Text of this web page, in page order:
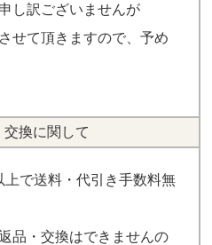
し訳ございませんが
せて頂きますので、予め
交換に関して
上で送料・代引き手数料無
品・交換はできませんの